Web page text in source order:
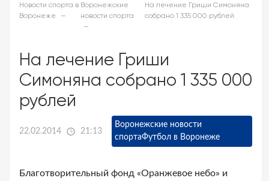
Новости спорта в
Воронеже
Воронежские
новости спорта
На лечение Гриши Симоняна
собрано 1 335 000 рублей
На лечение Гриши
Симоняна собрано 1 335 000
рублей
22.02.2014 21:13
Воронежские новости
спортаФутбол в Воронеже
Благотворительный фонд «Оранжевое небо» и